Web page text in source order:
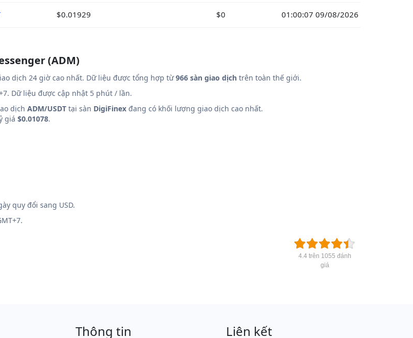
$0.01929 $0 01:00:07 09/08/2026
(ADM)
dịch 24 giờ cao nhất. Dữ liệu được tổng hợp từ966 sàn giao dịch trên toàn thế giới.
Dữ liệu được cập nhật 5 phút / lần.
dịch ADM/USDT tại sàn DigiFinex đang có khối lượng giao dịch cao nhất.
giá $0.01078.
quy đổi sang USD.
4.4 trên 1055 đánh
giá
Thông tin Liên kết